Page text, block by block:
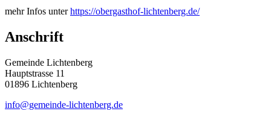
mehr Infos unterhttps://obergasthof-lichtenberg.de/
Anschrift
Gemeinde Lichtenberg
Hauptstrasse 11
01896 Lichtenberg
info@gemeinde-lichtenberg.de